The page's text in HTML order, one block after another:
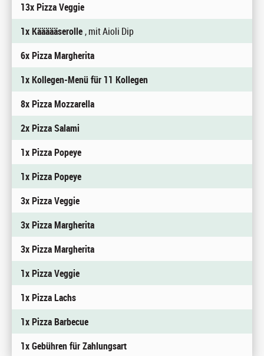
13x Pizza Veggie
1x Käääääserolle, mit Aioli Dip
6x Pizza Margherita
1x Kollegen-Menü für 11 Kollegen
8x Pizza Mozzarella
2x Pizza Salami
1x Pizza Popeye
1x Pizza Popeye
3x Pizza Veggie
3x Pizza Margherita
3x Pizza Margherita
1x Pizza Veggie
1x Pizza Lachs
1x Pizza Barbecue
1x Gebühren für Zahlungsart